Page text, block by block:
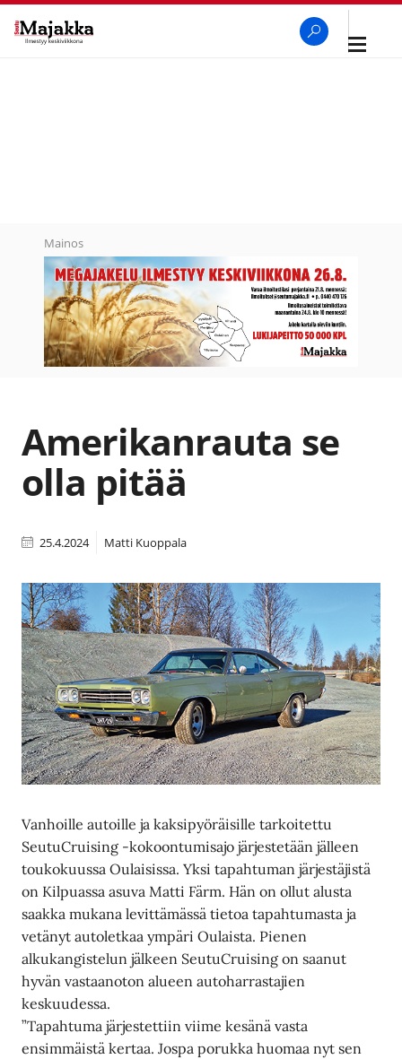
Avaa
Mainos
Amerikanrauta se
olla pitää
25.4.2024 Matti Kuoppala
Vanhoille autoille ja kaksipyöräisille tarkoitettu
SeutuCruising -kokoontumisajo järjestetään jälleen
toukokuussa Oulaisissa. Yksi tapahtuman järjestäjistä
on Kilpuassa asuva Matti Färm. Hän on ollut alusta
saakka mukana levittämässä tietoa tapahtumasta ja
vetänyt autoletkaa ympäri Oulaista. Pienen
alkukangistelun jälkeen SeutuCruising on saanut
hyvän vastaanoton alueen autoharrastajien
keskuudessa.
”Tapahtuma järjestettiin viime kesänä vasta
ensimmäistä kertaa. Jospa porukka huomaa nyt sen